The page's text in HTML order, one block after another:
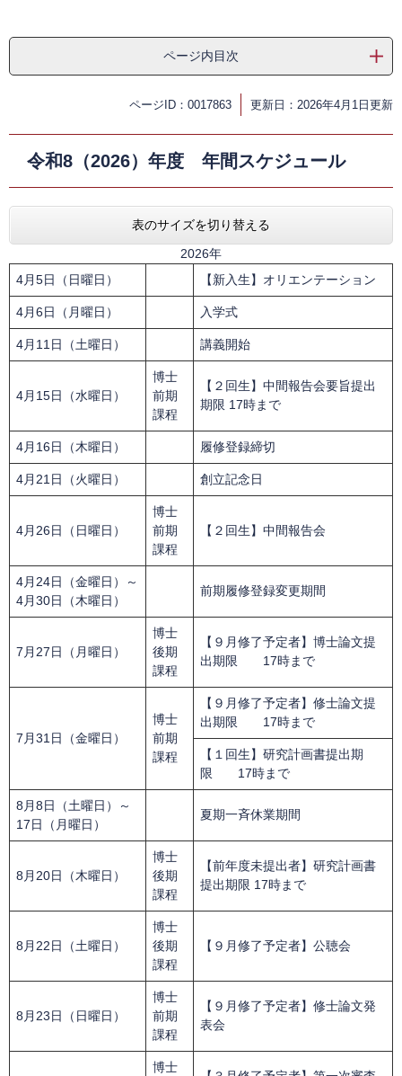
ページ内目次
ページID：0017863 更新日：2026年4月1日更新
令和8（2026）年度 年間スケジュール
表のサイズを切り替える
2026年
4月5日（日曜日）
【新入生】オリエンテーション
4月6日（月曜日） 入学式
4月11日（土曜日） 講義開始
4月15日（水曜日）
博士
前期
課程
【２回生】中間報告会要旨提出
期限 17時まで
4月16日（木曜日） 履修登録締切
4月21日（火曜日） 創立記念日
4月26日（日曜日）
博士
前期
課程
【２回生】中間報告会
4月24日（金曜日）～
4月30日（木曜日）
前期履修登録変更期間
7月27日（月曜日）
博士
後期
課程
【９月修了予定者】博士論文提
出期限 17時まで
7月31日（金曜日）
博士
前期
課程
【９月修了予定者】修士論文提
出期限 17時まで
【１回生】研究計画書提出期
限 17時まで
8月8日（土曜日）～
17日（月曜日）
夏期一斉休業期間
8月20日（木曜日）
博士
後期
課程
【前年度未提出者】研究計画書
提出期限 17時まで
8月22日（土曜日）
博士
後期
課程
【９月修了予定者】公聴会
8月23日（日曜日）
​博士
前期
課程
【９月修了予定者】修士論文発
表会
博士